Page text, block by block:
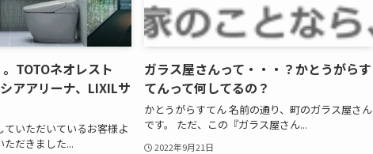
TOTOネオレスト
アアリーナ、LIXILサ
いただいているお客様よ
ただきました...
ガラス屋さんって・・・？かとうがらす
てんって何してるの？
かとうがらすてん 名前の通り、町のガラス屋さん
です。 ただ、この『ガラス屋さん...
2022年9月21日